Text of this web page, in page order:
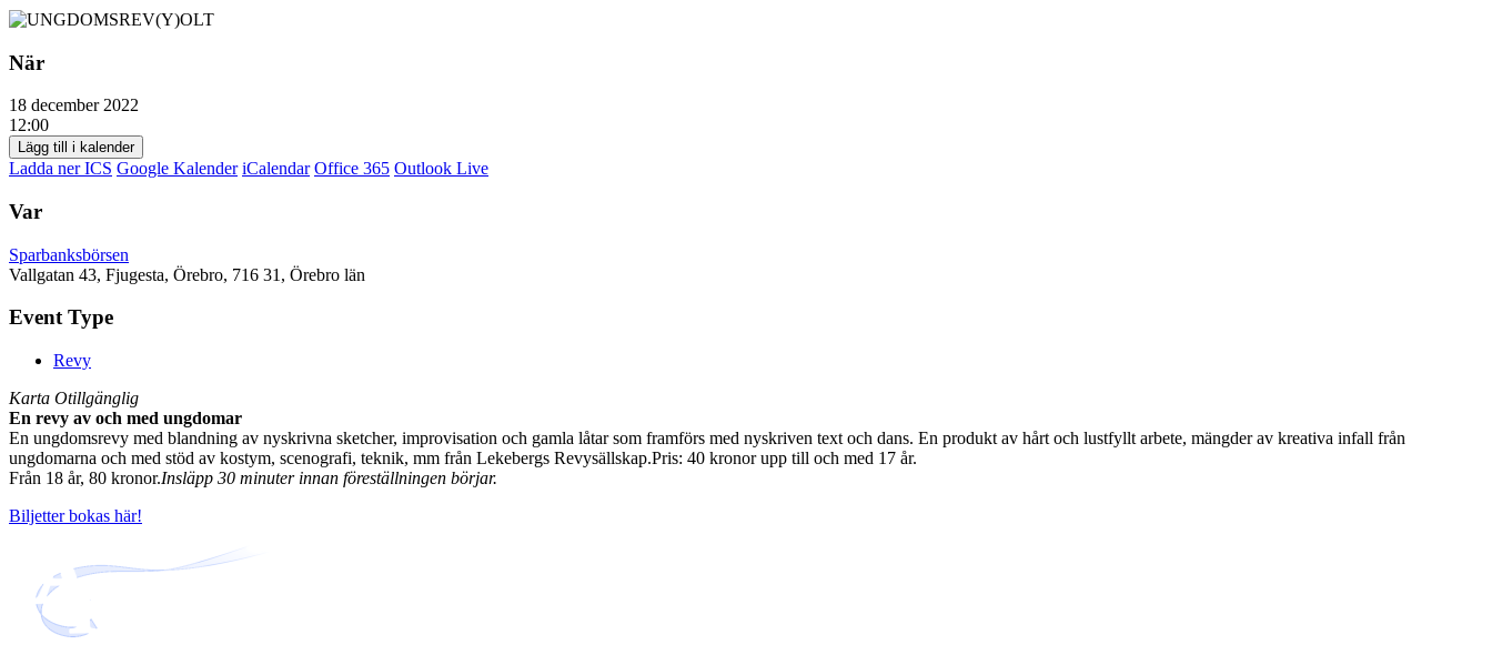
När
18 december 2022
12:00
Lägg till i kalender
Ladda ner ICS Google Kalender iCalendar Office 365 Outlook Live
Var
Sparbanksbörsen
Vallgatan 43, Fjugesta, Örebro, 716 31, Örebro län
Event Type
Revy
Karta Otillgänglig
En revy av och med ungdomar
En ungdomsrevy med blandning av nyskrivna sketcher, improvisation och gamla låtar som framförs med nyskriven text och dans. En produkt av hårt och lustfyllt arbete, mängder av kreativa infall från
ungdomarna och med stöd av kostym, scenografi, teknik, mm från Lekebergs Revysällskap.Pris: 40 kronor upp till och med 17 år.
Från 18 år, 80 kronor.Insläpp 30 minuter innan föreställningen börjar.
Biljetter bokas här!